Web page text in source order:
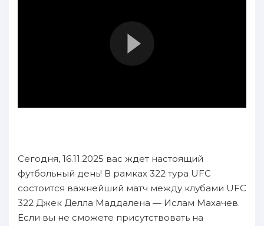
Сегодня, 16.11.2025 вас ждет настоящий
футбольный день! В рамках 322 тура UFC
состоится важнейший матч между клубами UFC
322 Джек Делла Маддалена — Ислам Махачев.
Если вы не сможете присутствовать на